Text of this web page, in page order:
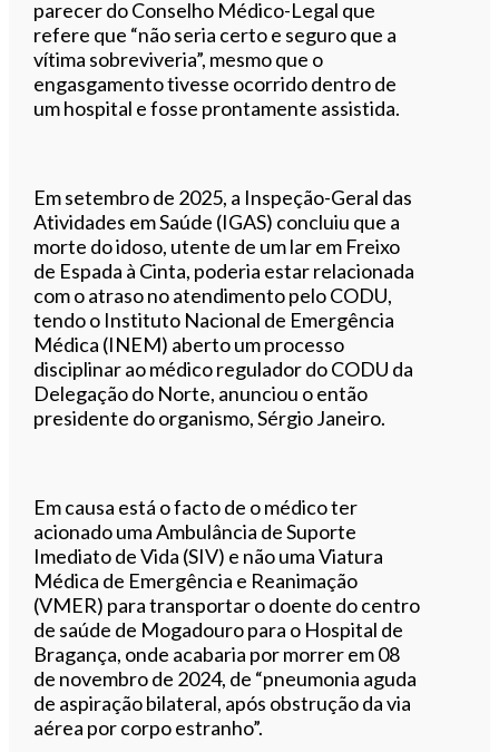
parecer do Conselho Médico-Legal que
refere que “não seria certo e seguro que a
vítima sobreviveria”, mesmo que o
engasgamento tivesse ocorrido dentro de
um hospital e fosse prontamente assistida.
Em setembro de 2025, a Inspeção-Geral das
Atividades em Saúde (IGAS) concluiu que a
morte do idoso, utente de um lar em Freixo
de Espada à Cinta, poderia estar relacionada
com o atraso no atendimento pelo CODU,
tendo o Instituto Nacional de Emergência
Médica (INEM) aberto um processo
disciplinar ao médico regulador do CODU da
Delegação do Norte, anunciou o então
presidente do organismo, Sérgio Janeiro.
Em causa está o facto de o médico ter
acionado uma Ambulância de Suporte
Imediato de Vida (SIV) e não uma Viatura
Médica de Emergência e Reanimação
(VMER) para transportar o doente do centro
de saúde de Mogadouro para o Hospital de
Bragança, onde acabaria por morrer em 08
de novembro de 2024, de “pneumonia aguda
de aspiração bilateral, após obstrução da via
aérea por corpo estranho”.